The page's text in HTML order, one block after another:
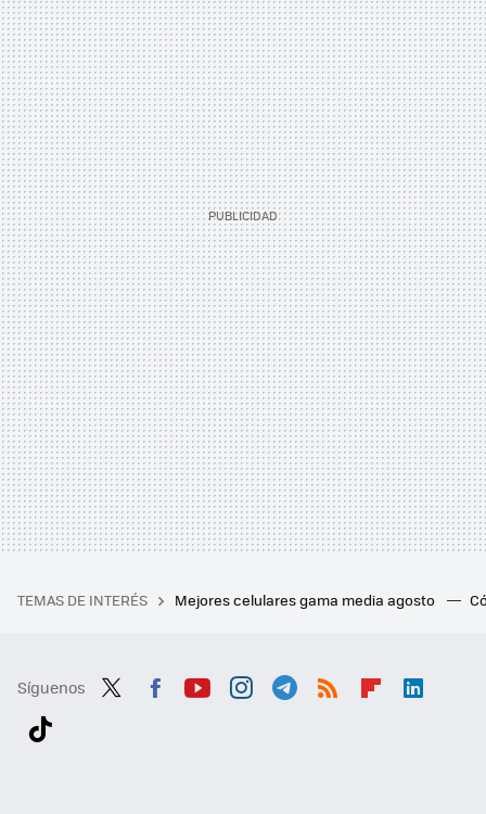
TEMAS DE INTERÉS Mejores celulares gama media agosto
Síguenos